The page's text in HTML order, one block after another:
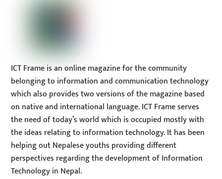
ICT Frame is an online magazine for the community
belonging to information and communication technology
which also provides two versions of the magazine based
on native and international language. ICT Frame serves
the need of today’s world which is occupied mostly with
the ideas relating to information technology. It has been
helping out Nepalese youths providing different
perspectives regarding the development of Information
Technology in Nepal.